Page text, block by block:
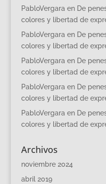
PabloVergara en De
colores y libertad de
PabloVergara en De
colores y libertad de
PabloVergara en De
colores y libertad de
PabloVergara en De
colores y libertad de
PabloVergara en De
colores y libertad de
Archivos
noviembre 2024
abril 2019